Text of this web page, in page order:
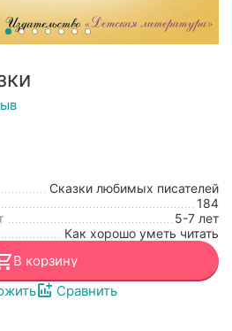
Сказки любимых писателей
184
5-7 лет
Как хорошо уметь читать
В корзину
Сравнить